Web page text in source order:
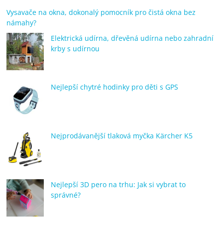
Vysavače na okna, dokonalý pomocník pro čistá okna bez
námahy?
Elektrická udírna, dřevěná udírna nebo zahradní
krby s udírnou
Nejlepší chytré hodinky pro děti s GPS
Nejprodávanější tlaková myčka Kärcher K5
Nejlepší 3D pero na trhu: Jak si vybrat to
správné?